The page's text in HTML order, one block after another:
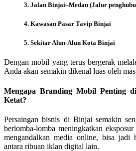
3. Jalan Binjai–Medan (Jalur
4. Kawasan Pasar Tavip Binjai
5. Sekitar Alun-Alun Kota Binjai
Dengan mobil yang terus bergerak
Anda akan semakin dikenal luas oleh
Mengapa Branding Mobil Penting
Ketat?
Persaingan bisnis di Binjai semakin
berlomba-lomba meningkatkan
mengandalkan media online, bisa jadi
antara ribuan iklan digital lain.